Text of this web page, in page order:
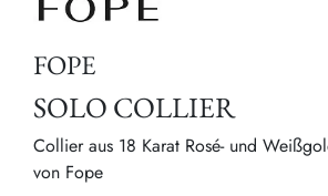
FOPE
SOLO COLLIER
Collier aus 18 Karat Rosé- und
von Fope